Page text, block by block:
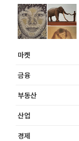
마켓
금융
부동산
산업
경제